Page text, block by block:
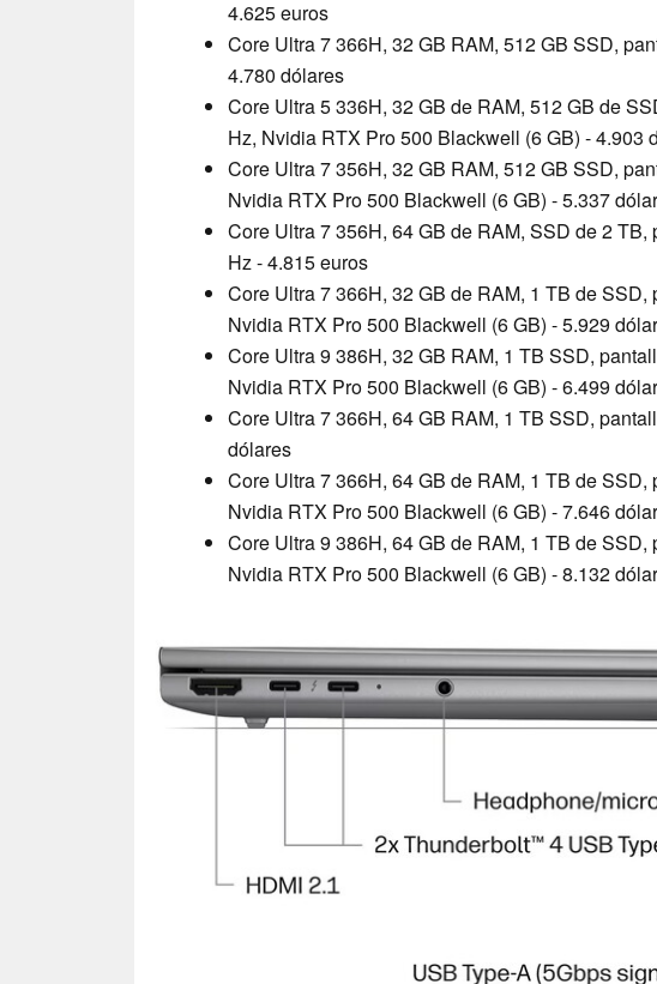
4.625 euros
Core Ultra 7 366H, 32 GB RAM, 512 GB SSD,
4.780 dólares
Core Ultra 5 336H, 32 GB de RAM, 512 GB de
Hz, Nvidia RTX Pro 500 Blackwell (6 GB) - 4.903
Core Ultra 7 356H, 32 GB RAM, 512 GB SSD,
Nvidia RTX Pro 500 Blackwell (6 GB) - 5.337
Core Ultra 7 356H, 64 GB de RAM, SSD de 2
Hz - 4.815 euros
Core Ultra 7 366H, 32 GB de RAM, 1 TB de
Nvidia RTX Pro 500 Blackwell (6 GB) - 5.929
Core Ultra 9 386H, 32 GB RAM, 1 TB SSD,
Nvidia RTX Pro 500 Blackwell (6 GB) - 6.499
Core Ultra 7 366H, 64 GB RAM, 1 TB SSD,
dólares
Core Ultra 7 366H, 64 GB de RAM, 1 TB de
Nvidia RTX Pro 500 Blackwell (6 GB) - 7.646
Core Ultra 9 386H, 64 GB de RAM, 1 TB de
Nvidia RTX Pro 500 Blackwell (6 GB) - 8.132